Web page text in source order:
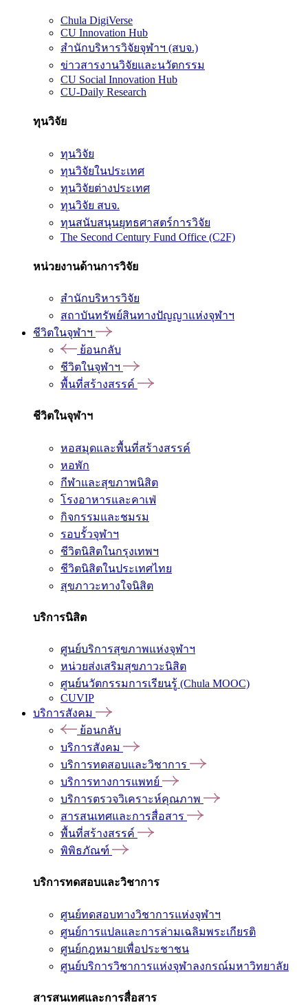
Chula DigiVerse
CU Innovation Hub
สำนักบริหารวิจัยจุฬาฯ (สบจ.)
ข่าวสารงานวิจัยและนวัตกรรม
CU Social Innovation Hub
CU-Daily Research
ทุนวิจัย
ทุนวิจัย
ทุนวิจัยในประเทศ
ทุนวิจัยต่างประเทศ
ทุนวิจัย สบจ.
ทุนสนับสนุนยุทธศาสตร์การวิจัย
The Second Century Fund Office (C2F)
หน่วยงานด้านการวิจัย
สำนักบริหารวิจัย
สถาบันทรัพย์สินทางปัญญาแห่งจุฬาฯ
ชีวิตในจุฬาฯ
ย้อนกลับ
ชีวิตในจุฬาฯ
พื้นที่สร้างสรรค์
ชีวิตในจุฬาฯ
หอสมุดและพื้นที่สร้างสรรค์
หอพัก
กีฬาและสุขภาพนิสิต
โรงอาหารและคาเฟ่
กิจกรรมและชมรม
รอบรั้วจุฬาฯ
ชีวิตนิสิตในกรุงเทพฯ
ชีวิตนิสิตในประเทศไทย
สุขภาวะทางใจนิสิต
บริการนิสิต
ศูนย์บริการสุขภาพแห่งจุฬาฯ
หน่วยส่งเสริมสุขภาวะนิสิต
ศูนย์นวัตกรรมการเรียนรู้ (Chula MOOC)
CUVIP
บริการสังคม
ย้อนกลับ
บริการสังคม
บริการทดสอบและวิชาการ
บริการทางการแพทย์
บริการตรวจวิเคราะห์คุณภาพ
สารสนเทศและการสื่อสาร
พื้นที่สร้างสรรค์
พิพิธภัณฑ์
บริการทดสอบและวิชาการ
ศูนย์ทดสอบทางวิชาการแห่งจุฬาฯ
ศูนย์การแปลและการล่ามเฉลิมพระเกียรติ
ศูนย์กฎหมายเพื่อประชาชน
ศูนย์บริการวิชาการแห่งจุฬาลงกรณ์มหาวิทยาลัย
สารสนเทศและการสื่อสาร